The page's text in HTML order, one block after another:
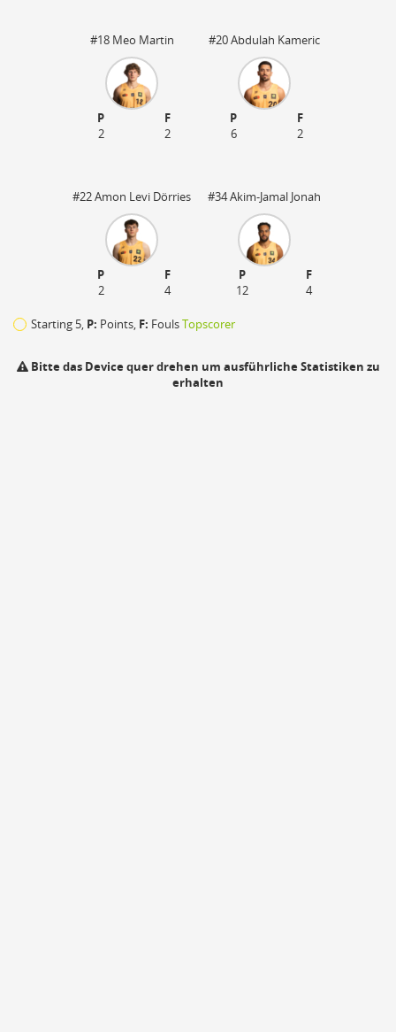
#18 Meo Martin
P
F
2
2
#20 Abdulah Kameric
P
F
6
2
#22 Amon Levi Dörries
P
F
2
4
#34 Akim-Jamal Jonah
P
F
12
4
Starting 5, P: Points, F: FoulsTopscorer
Bitte das Device quer drehen um ausführliche Statistiken zu
erhalten